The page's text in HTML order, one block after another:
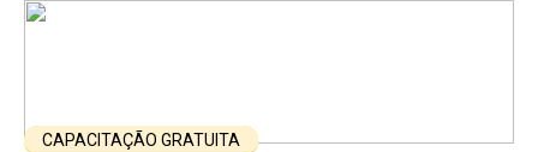
CAPACITAÇÃO GRATUITA